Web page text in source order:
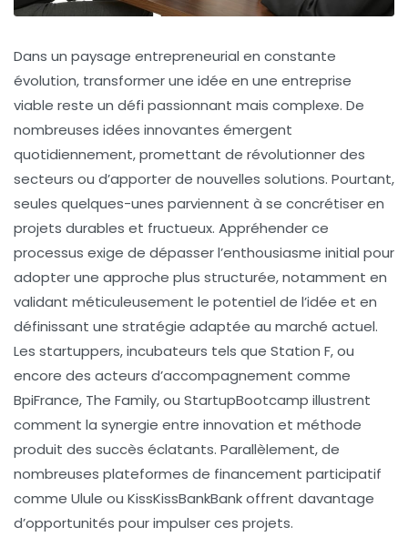
Dans un paysage entrepreneurial en constante
évolution, transformer une idée en une entreprise
viable reste un défi passionnant mais complexe. De
nombreuses idées innovantes émergent
quotidiennement, promettant de révolutionner des
secteurs ou d’apporter de nouvelles solutions. Pourtant,
seules quelques-unes parviennent à se concrétiser en
projets durables et fructueux. Appréhender ce
processus exige de dépasser l’enthousiasme initial pour
adopter une approche plus structurée, notamment en
validant méticuleusement le potentiel de l’idée et en
définissant une stratégie adaptée au marché actuel.
Les startuppers, incubateurs tels que Station F, ou
encore des acteurs d’accompagnement comme
BpiFrance, The Family, ou StartupBootcamp illustrent
comment la synergie entre innovation et méthode
produit des succès éclatants. Parallèlement, de
nombreuses plateformes de financement participatif
comme Ulule ou KissKissBankBank offrent davantage
d’opportunités pour impulser ces projets.